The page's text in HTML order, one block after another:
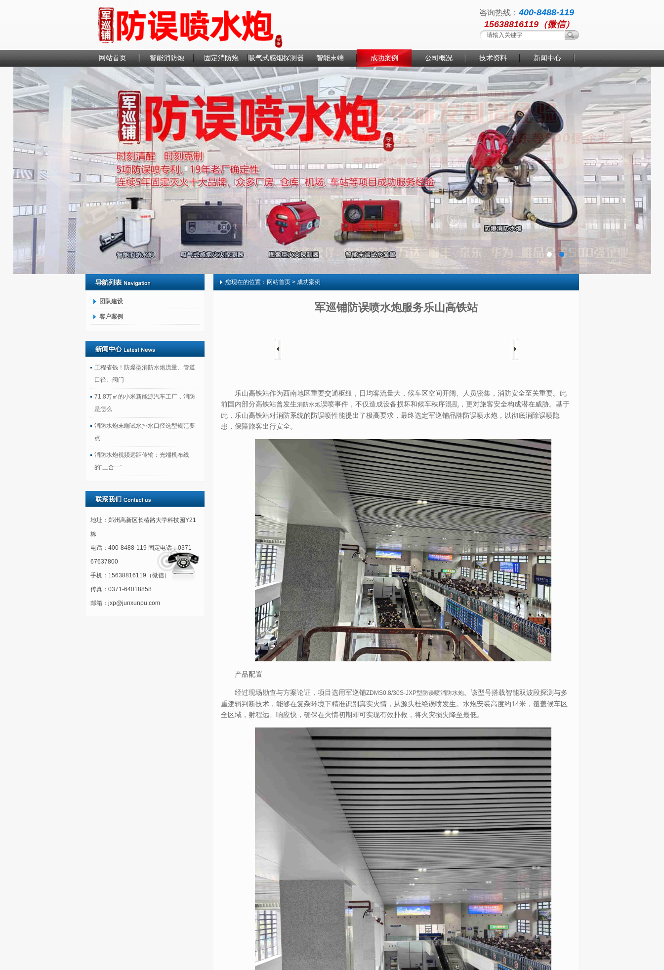
咨询热线：400-8488-119
15638816119（微信）
网站首页 智能消防炮 固定消防炮 吸气式感烟探测器 智能末端 成功案例 公司概况 技术资料 新闻中心
联系我们
团队建设
客户案例
工程省钱！防爆型消防水炮流量、管道
口径、阀门
71.8万㎡的小米新能源汽车工厂，消防
是怎么
消防水炮末端试水排水口径选型规范要
点
消防水炮视频远距传输：光端机布线
的“三合一”
地址：郑州高新区长椿路大学科技园Y21
栋
电话：400-8488-119 固定电话：0371-
67637800
手机：15638816119（微信）
传真：0371-64018858
邮箱：jxp@junxunpu.com
您现在的位置： 网站首页> 成功案例
军巡铺防误喷水炮服务乐山高铁站
乐山高铁站作为西南地区重要交通枢纽，日均客流量大，候车区空间开阔、人员密集，消防安全至关重要。此
前国内部分高铁站曾发生消防水炮误喷事件，不仅造成设备损坏和候车秩序混乱，更对旅客安全构成潜在威胁。基于
此，乐山高铁站对消防系统的防误喷性能提出了极高要求，最终选定军巡铺品牌防误喷水炮，以彻底消除误喷隐
患，保障旅客出行安全。
产品配置
经过现场勘查与方案论证，项目选用军巡铺ZDMS0.8/30S-JXP型防误喷消防水炮。该型号搭载智能双波段探测与多
重逻辑判断技术，能够在复杂环境下精准识别真实火情，从源头杜绝误喷发生。水炮安装高度约14米，覆盖候车区
全区域，射程远、响应快，确保在火情初期即可实现有效扑救，将火灾损失降至最低。